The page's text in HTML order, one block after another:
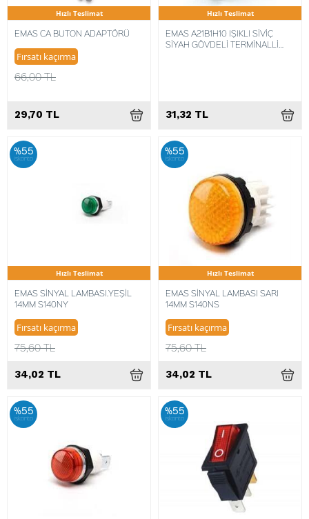
Hızlı Teslimat
EMAS CA BUTON ADAPTÖRÜ
Fırsatı kaçırma
66,00 TL
29,70 TL
Hızlı Teslimat
EMAS A21B1H10 IŞIKLI SİVİÇ
SİYAH GÖVDELİ TERMİNALLİ
31,32 TL
%55
iskonto
Hızlı Teslimat
EMAS SİNYAL LAMBASI.YEŞİL
14MM S140NY
Fırsatı kaçırma
75,60 TL
34,02 TL
%55
iskonto
Hızlı Teslimat
EMAS SİNYAL LAMBASI SARI
14MM S140NS
Fırsatı kaçırma
75,60 TL
34,02 TL
%55
iskonto
%55
iskonto